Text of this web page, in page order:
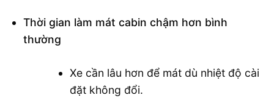
Thời gian làm mát cabin chậm hơn bình
thường
Xe cần lâu hơn để mát dù nhiệt độ cài
đặt không đổi.